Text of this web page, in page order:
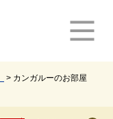
> カンガルーのお部屋